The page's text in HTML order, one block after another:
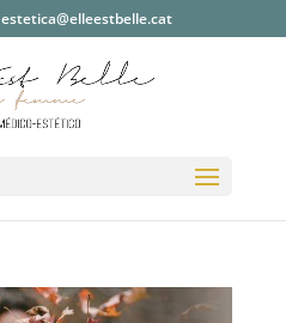
estetica@elleestbelle.cat